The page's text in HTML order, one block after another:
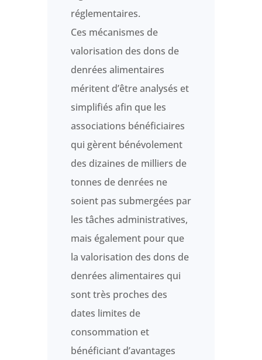
réglementaires.
Ces mécanismes de
valorisation des dons de
denrées alimentaires
méritent d’être analysés et
simplifiés afin que les
associations bénéficiaires
qui gèrent bénévolement
des dizaines de milliers de
tonnes de denrées ne
soient pas submergées par
les tâches administratives,
mais également pour que
la valorisation des dons de
denrées alimentaires qui
sont très proches des
dates limites de
consommation et
bénéficiant d’avantages